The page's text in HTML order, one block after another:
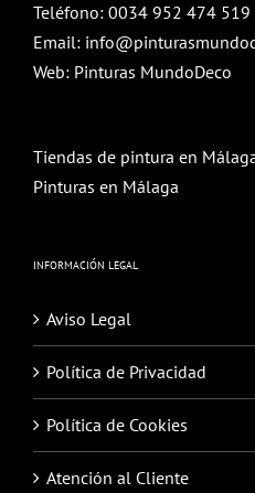
Teléfono: 0034 952 474 519
Email:
Web: Pinturas MundoDeco
Tiendas de pintura en
Pinturas en Málaga
INFORMACIÓN LEGAL
Aviso Legal
Política de Privacidad
Política de Cookies
Atención al Cliente